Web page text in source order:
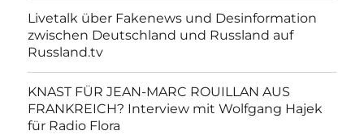
Livetalk über Fakenews und Desinformation
zwischen Deutschland und Russland auf
Russland.tv
KNAST FÜR JEAN-MARC ROUILLAN AUS
FRANKREICH? Interview mit Wolfgang Hajek
für Radio Flora